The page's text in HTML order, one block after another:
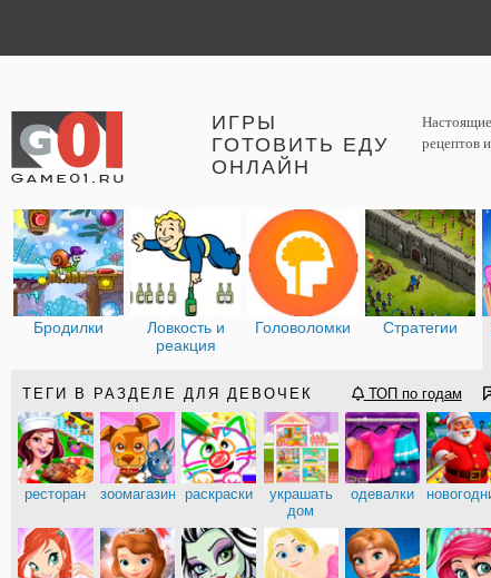
ИГРЫ
ГОТОВИТЬ ЕДУ
ОНЛАЙН
рецептов
Бродилки
Ловкость и
реакция
Головоломки Стратегии
ТЕГИ В РАЗДЕЛЕ ДЛЯ ДЕВОЧЕК ТОП по годам
ресторан зоомагазин раскраски
украшать
дом
одевалки